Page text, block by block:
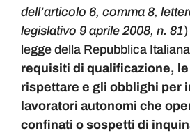
dell’articolo 6, comma 8,
legislativo 9 aprile 2008, n. 81
legge della Repubblica
requisiti di qualificazione,
rispettare e gli obblighi per
lavoratori autonomi che
confinati o sospetti di